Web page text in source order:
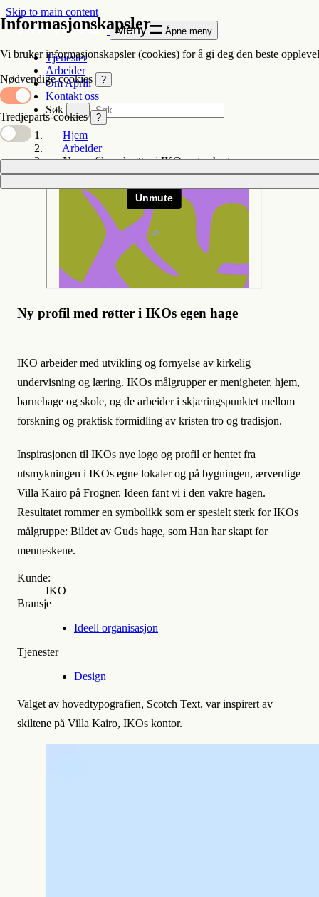
Skip to main content
Meny Åpne meny
Tjenester
Arbeider
Om Apriil
Kontakt oss
Søk
Hjem
Arbeider
Ny profil med røtter i IKOs egen hage
Ny profil med røtter i IKOs egen hage
IKO arbeider med utvikling og fornyelse av kirkelig
undervisning og læring. IKOs målgrupper er menigheter, hjem,
barnehage og skole, og de arbeider i skjæringspunktet mellom
forskning og praktisk formidling av kristen tro og tradisjon.
Inspirasjonen til IKOs nye logo og profil er hentet fra
utsmykningen i IKOs egne lokaler og på bygningen, ærverdige
Villa Kairo på Frogner. Ideen fant vi i den vakre hagen.
Resultatet rommer en symbolikk som er spesielt sterk for IKOs
målgruppe: Bildet av Guds hage, som Han har skapt for
menneskene.
Kunde:
IKO
Bransje
Ideell organisasjon
Tjenester
Design
Valget av hovedtypografien, Scotch Text, var inspirert av
skiltene på Villa Kairo, IKOs kontor.
Informasjonskapsler
Vi bruker informasjonskapsler (cookies) for å gi deg den beste
Nødvendige cookies ?
Tredjeparts-cookies ?